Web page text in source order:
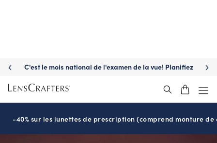
C'est le mois national de l'examen de la vue! Planifiez
-40% sur les lunettes de prescription (comprend monture de